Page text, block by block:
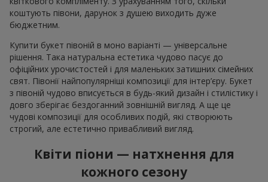
коштують півони, дарунок з душею виходить дуже
бюджетним.
Купити букет півоній в моно варіанті — універсальне
рішення. Така натуральна естетика чудово пасує до
офіційних урочистостей і для маленьких затишних сімейних
свят. Півонії найпопулярніші композиції для інтер’єру. Букет
з півоній чудово вписується в будь-який дизайн і стилістику і
довго зберігає бездоганний зовнішній вигляд. А ще це
чудові композиції для особливих подій, які створюють
строгий, але естетично привабливий вигляд.
Квіти піони — натхнення для
кожного сезону